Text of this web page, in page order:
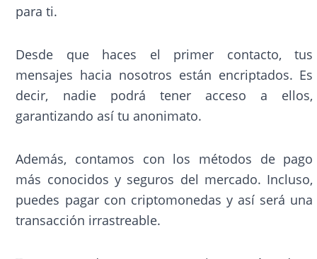
para ti.
Desde que haces el primer contacto, tus
mensajes hacia nosotros están encriptados. Es
decir, nadie podrá tener acceso a ellos,
garantizando así tu anonimato.
Además, contamos con los métodos de pago
más conocidos y seguros del mercado. Incluso,
puedes pagar con criptomonedas y así será una
transacción irrastreable.